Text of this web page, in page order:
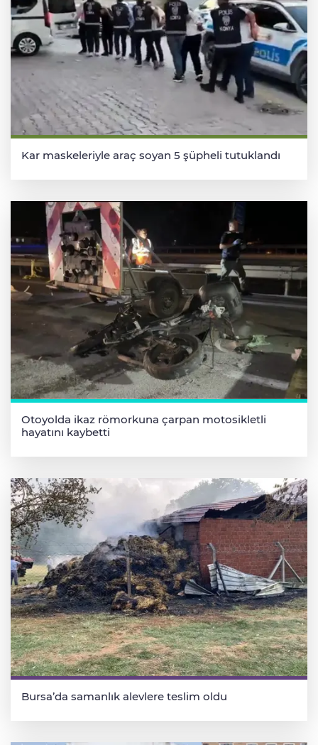
Kar maskeleriyle araç soyan 5 şüpheli tutuklandı
Otoyolda ikaz römorkuna çarpan motosikletli
hayatını kaybetti
Bursa’da samanlık alevlere teslim oldu